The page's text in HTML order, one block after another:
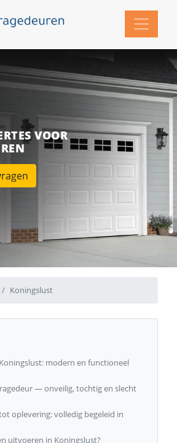
VOOR
Koningslust
modern en functioneel
— onveilig, tochtig en slecht
oplevering: volledig begeleid in
uitvoeren in Koningslust?